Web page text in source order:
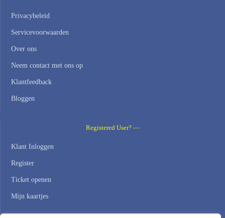
Privacybeleid
Servicevoorwaarden
Over ons
Neem contact met ons op
Klantfeedback
Bloggen
Registered User? —
Klant Inloggen
Register
Ticket openen
Mijn kaartjes